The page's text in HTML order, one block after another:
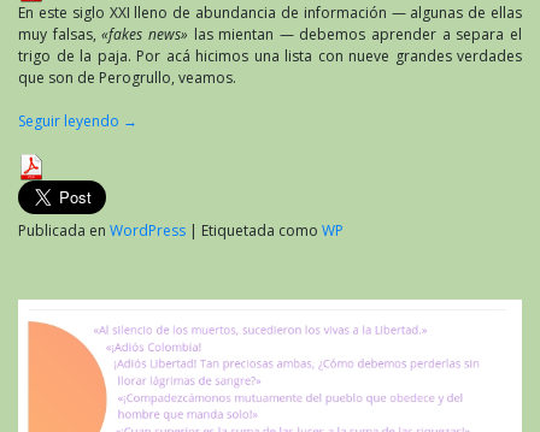
En este siglo XXI lleno de abundancia de información — algunas de ellas
muy falsas,«fakes news» las mientan — debemos aprender a separa el
trigo de la paja. Por acá hicimos una lista con nueve grandes verdades
que son de Perogrullo, veamos.
Seguir leyendo →
Publicada en WordPress | Etiquetada como WP